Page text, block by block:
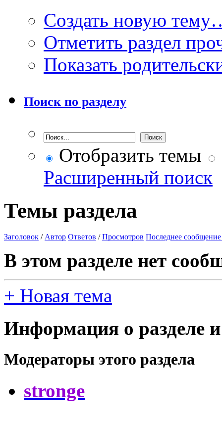
Создать новую
Отметить раздел
Показать
Поиск по разделу
Отобразить темы
Расширенный поиск
Темы раздела
Заголовок / Автор Ответов /Просмотров Последнее сообщение
В этом разделе нет
+ Новая тема
Информация о разделе
Модераторы этого раздела
stronge